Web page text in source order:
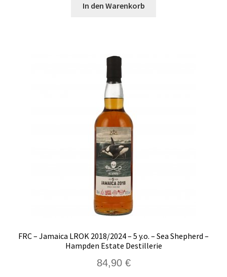
In den Warenkorb
FRC – Jamaica LROK 2018/2024 – 5 y.o. – Sea Shepherd –
Hampden Estate Destillerie
84,90 €